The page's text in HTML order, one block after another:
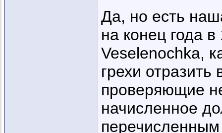
Да, но есть
на конец года в
Veselenochka,
грехи
проверяющие
начисленное